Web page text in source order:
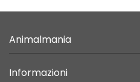
Animalmania
Informazioni